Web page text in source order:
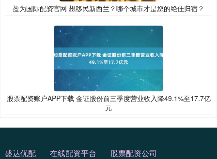
盈为国际配资官网 想移民新西兰？哪个城市才是您的绝佳归宿？
股票配资账户APP下载 金证股份前三季度营业收入降49.1%至17.7亿
元
盛达优配 在线配资平台
股票配资公司